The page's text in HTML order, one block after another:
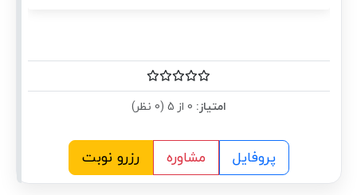
امتیاز:
پروفایل مشاوره رزرو نوبت